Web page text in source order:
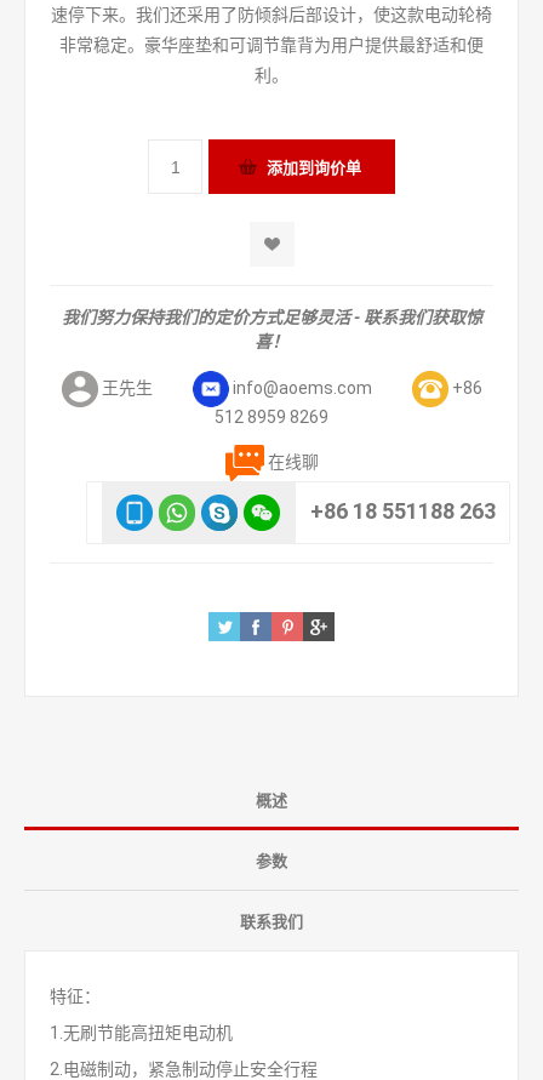
速停下来。我们还采用了防倾斜后部设计，使这款电动轮椅
非常稳定。豪华座垫和可调节靠背为用户提供最舒适和便
利。
我们努力保持我们的定价方式足够灵活 - 联系我们获取惊
喜！
王先生 info@aoems.com
+86
512 8959 8269
在线聊
+86 18 551188 263
概述
参数
联系我们
特征：
1.无刷节能高扭矩电动机
2.电磁制动，紧急制动停止安全行程